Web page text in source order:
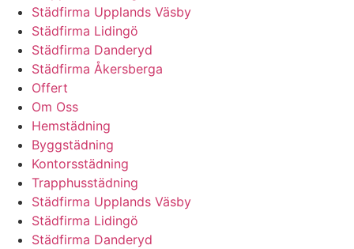
Städfirma Upplands Väsby
Städfirma Lidingö
Städfirma Danderyd
Städfirma Åkersberga
Offert
Om Oss
Hemstädning
Byggstädning
Kontorsstädning
Trapphusstädning
Städfirma Upplands Väsby
Städfirma Lidingö
Städfirma Danderyd